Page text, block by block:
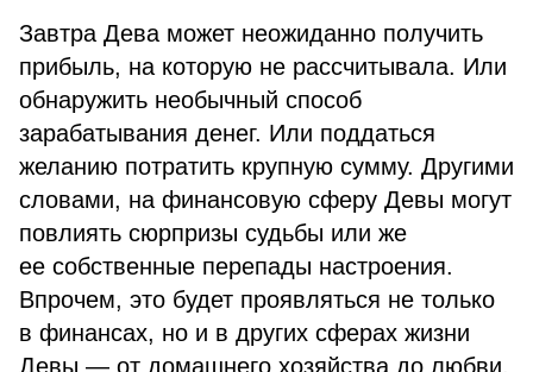
Завтра Дева может неожиданно получить
прибыль, на которую не рассчитывала. Или
обнаружить необычный способ
зарабатывания денег. Или поддаться
желанию потратить крупную сумму. Другими
словами, на финансовую сферу Девы могут
повлиять сюрпризы судьбы или же
ее собственные перепады настроения.
Впрочем, это будет проявляться не только
в финансах, но и в других сферах жизни
Девы — от домашнего хозяйства до любви.